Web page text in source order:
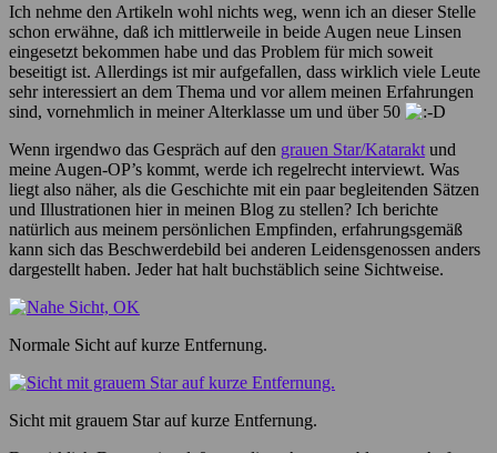
Ich nehme den Artikeln wohl nichts weg, wenn ich an dieser Stelle
schon erwähne, daß ich mittlerweile in beide Augen neue Linsen
eingesetzt bekommen habe und das Problem für mich soweit
beseitigt ist. Allerdings ist mir aufgefallen, dass wirklich viele Leute
sehr interessiert an dem Thema und vor allem meinen Erfahrungen
sind, vornehmlich in meiner Alterklasse um und über 50
Wenn irgendwo das Gespräch auf den grauen Star/Katarakt und
meine Augen-OP’s kommt, werde ich regelrecht interviewt. Was
liegt also näher, als die Geschichte mit ein paar begleitenden Sätzen
und Illustrationen hier in meinen Blog zu stellen? Ich berichte
natürlich aus meinem persönlichen Empfinden, erfahrungsgemäß
kann sich das Beschwerdebild bei anderen Leidensgenossen anders
dargestellt haben. Jeder hat halt buchstäblich seine Sichtweise.
Normale Sicht auf kurze Entfernung.
Sicht mit grauem Star auf kurze Entfernung.